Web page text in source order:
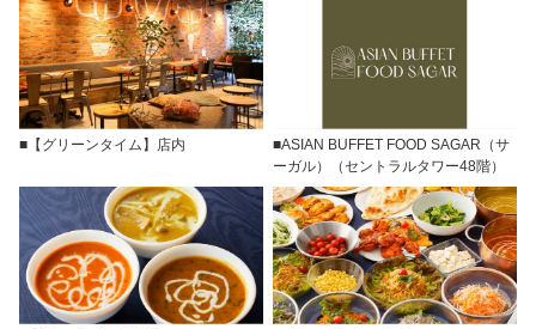
■【グリーンタイム】店内
■ASIAN BUFFET FOOD SAGAR（サ
ーガル）（セントラルタワー48階）